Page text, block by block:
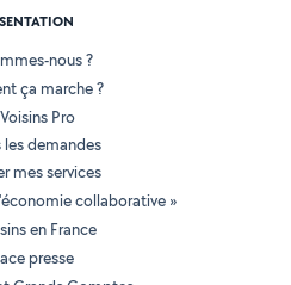
nous ?
ça marche ?
Pro
les demandes
mes services
collaborative »
en France
presse